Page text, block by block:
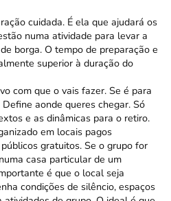
cuidada. É ela que ajudará os
numa atividade para levar a
borga. O tempo de preparação e
superior à duração do
com que o vais fazer. Se é para
aonde queres chegar. Só
e as dinâmicas para o retiro.
em locais pagos
gratuitos. Se o grupo for
casa particular de um
é que o local seja
condições de silêncio, espaços